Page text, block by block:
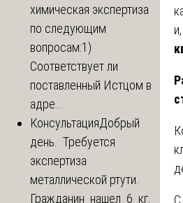
С
химическая экспертиза
по следующим
вопросам:1)
Соответствует ли
поставленный Истцом в
адре...
КонсультацияДобрый
день. Требуется
экспертиза
металлической ртути.
Гражданин нашел 6 кг.